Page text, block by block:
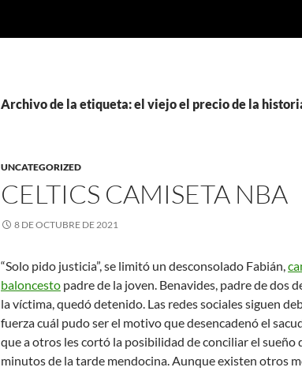
Archivo de la etiqueta: el viejo el precio de la
UNCATEGORIZED
CELTICS CAMISETA NBA
8 DE OCTUBRE DE 2021
“Solo pido justicia”, se limitó un desconsolado Fabián,
baloncesto padre de la joven. Benavides, padre de dos
la víctima, quedó detenido. Las redes sociales siguen
fuerza cuál pudo ser el motivo que desencadenó el
que a otros les cortó la posibilidad de conciliar el sueño
minutos de la tarde mendocina. Aunque existen otros